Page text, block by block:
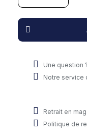
Une question ?
Notre service
Retrait en
Politique de